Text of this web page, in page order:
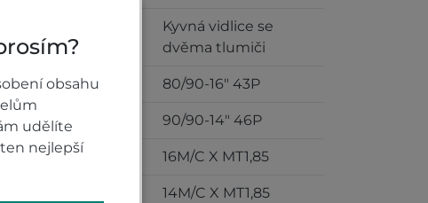
Zadní zavěšení
Kyvná vidlice se
dvěma tlumiči
Přední pneumatiky 80/90-16" 43P
Zadní pneumatiky 90/90-14" 46P
Přední kola 16M/C X MT1,85
14M/C X MT1,85
obsahu
udělíte
nejlepší